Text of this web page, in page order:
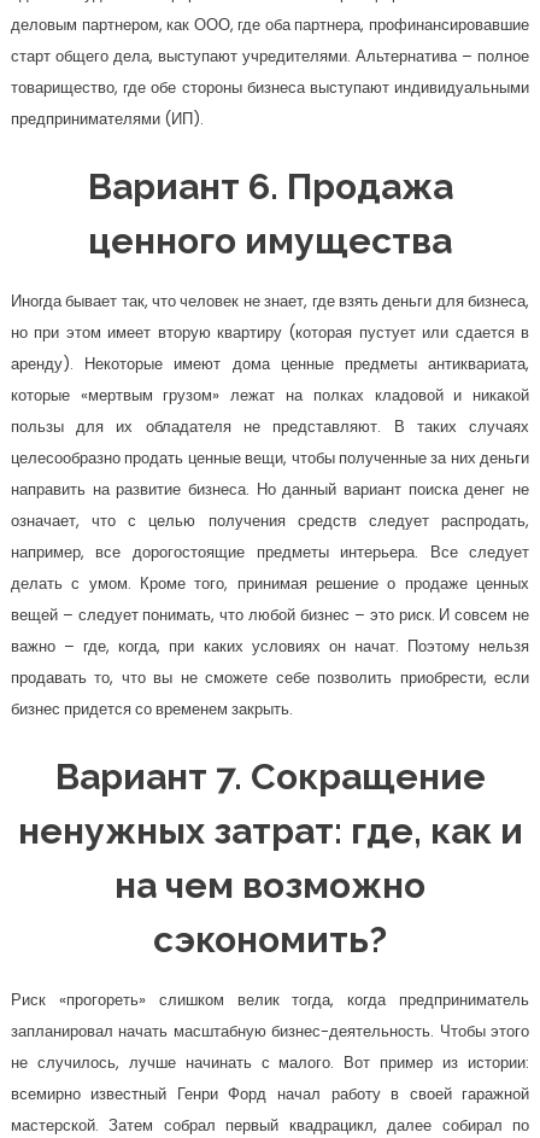
деловым партнером, как ООО, где оба партнера, профинансировавшие
старт общего дела, выступают учредителями. Альтернатива – полное
товарищество, где обе стороны бизнеса выступают индивидуальными
предпринимателями (ИП).
Вариант 6. Продажа
ценного имущества
Иногда бывает так, что человек не знает, где взять деньги для бизнеса,
но при этом имеет вторую квартиру (которая пустует или сдается в
аренду). Некоторые имеют дома ценные предметы антиквариата,
которые «мертвым грузом» лежат на полках кладовой и никакой
пользы для их обладателя не представляют. В таких случаях
целесообразно продать ценные вещи, чтобы полученные за них деньги
направить на развитие бизнеса. Но данный вариант поиска денег не
означает, что с целью получения средств следует распродать,
например, все дорогостоящие предметы интерьера. Все следует
делать с умом. Кроме того, принимая решение о продаже ценных
вещей – следует понимать, что любой бизнес – это риск. И совсем не
важно – где, когда, при каких условиях он начат. Поэтому нельзя
продавать то, что вы не сможете себе позволить приобрести, если
бизнес придется со временем закрыть.
Вариант 7. Сокращение
ненужных затрат: где, как и
на чем возможно
сэкономить?
Риск «прогореть» слишком велик тогда, когда предприниматель
запланировал начать масштабную бизнес-деятельность. Чтобы этого
не случилось, лучше начинать с малого. Вот пример из истории:
всемирно известный Генри Форд начал работу в своей гаражной
мастерской. Затем собрал первый квадрацикл, далее собирал по